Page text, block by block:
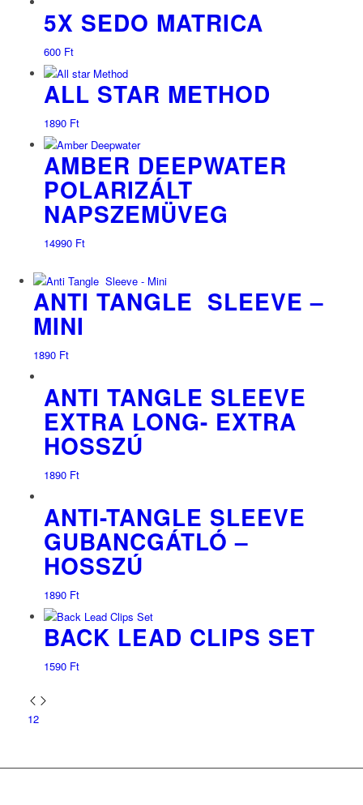
5X SEDO MATRICA
600 Ft
ALL STAR METHOD
1890 Ft
AMBER DEEPWATER
POLARIZÁLT
NAPSZEMÜVEG
14990 Ft
ANTI TANGLE SLEEVE –
MINI
1890 Ft
ANTI TANGLE SLEEVE
EXTRA LONG- EXTRA
HOSSZÚ
1890 Ft
ANTI-TANGLE SLEEVE
GUBANCGÁTLÓ –
HOSSZÚ
1890 Ft
BACK LEAD CLIPS SET
1590 Ft
12